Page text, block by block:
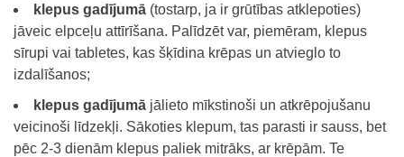
klepus gadījumā (tostarp, ja ir grūtības atklepoties)
jāveic elpceļu attīrīšana. Palīdzēt var, piemēram, klepus
sīrupi vai tabletes, kas šķīdina krēpas un atvieglo to
izdalīšanos;
klepus gadījumā jālieto mīkstinoši un atkrēpojušanu
veicinoši līdzekļi. Sākoties klepum, tas parasti ir sauss, bet
pēc 2-3 dienām klepus paliek mitrāks, ar krēpām. Te